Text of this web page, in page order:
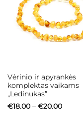
Vėrinio ir apyrankės
komplektas vaikams
„Ledinukas”
€18.00 – €20.00Price